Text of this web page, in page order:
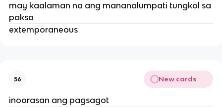
may kaalaman na ang mananalumpati tungkol sa
paksa
extemporaneous
56 New cards
inoorasan ang pagsagot